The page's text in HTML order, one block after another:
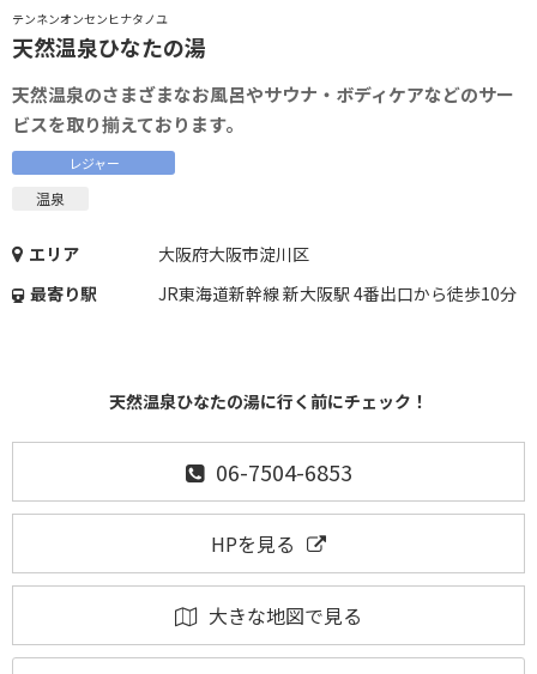
テンネンオンセンヒナタノユ
天然温泉ひなたの湯
天然温泉のさまざまなお風呂やサウナ・ボディケアなどのサー
ビスを取り揃えております。
レジャー
温泉
エリア
大阪府大阪市淀川区
最寄り駅
JR東海道新幹線 新大阪駅 4番出口から徒歩10分
天然温泉ひなたの湯に行く前にチェック！
06-7504-6853
HPを見る
大きな地図で見る